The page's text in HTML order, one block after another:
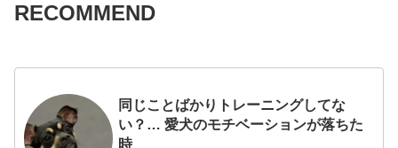
RECOMMEND
同じことばかりトレーニングしてな
い？… 愛犬のモチベーションが落ちた
時